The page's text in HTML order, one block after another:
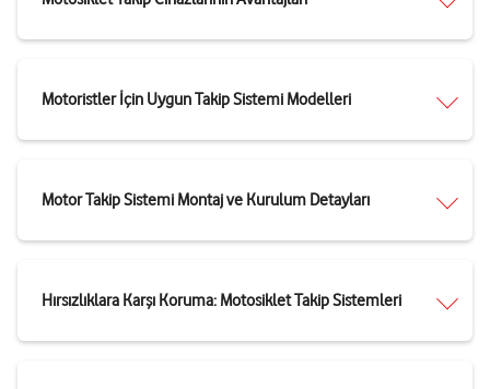
Motoristler İçin Uygun Takip Sistemi Modelleri
Motor Takip Sistemi Montaj ve Kurulum Detayları
Hırsızlıklara Karşı Koruma: Motosiklet Takip Sistemleri